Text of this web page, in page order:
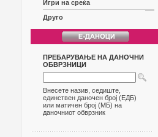
Игри на среќа
Друго
ПРЕБАРУВАЊЕ НА ДАНОЧНИ
ОБВРЗНИЦИ
Внесете назив, седиште,
единствен даночен број (ЕДБ)
или матичен број (МБ) на
даночниот обврзник